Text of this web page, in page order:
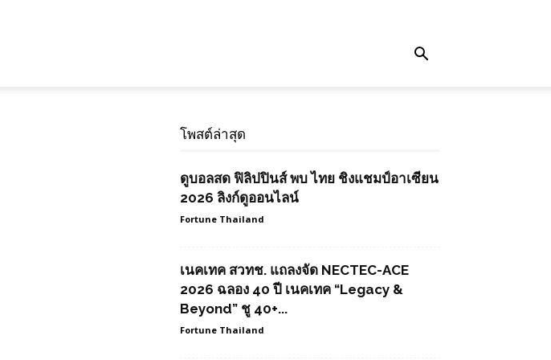
โพสต์ล่าสุด
ดูบอลสด ฟิลิปปินส์ พบ ไทย ชิงแชมป์อาเซียน
2026 ลิงก์ดูออนไลน์
Fortune Thailand
เนคเทค สวทช. แถลงจัด NECTEC-ACE
2026 ฉลอง 40 ปี เนคเทค “Legacy &
Beyond” ชู 40+...
Fortune Thailand